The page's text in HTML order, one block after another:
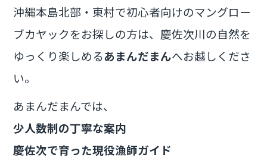
沖縄本島北部・東村で初心者向けのマングロー
ブカヤックをお探しの方は、慶佐次川の自然を
ゆっくり楽しめるあまんだまんへお越しくださ
い。
あまんだまんでは、
少人数制の丁寧な案内
慶佐次で育った現役漁師ガイド